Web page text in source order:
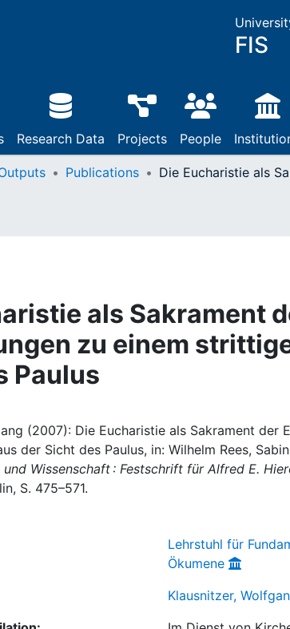
FIS
Research Data Projects People
Publications
als Sakrament
zu einem
Paulus
(2007): Die Eucharistie als Sakrament der
der Sicht des Paulus, in: Wilhelm Rees,
Wissenschaft : Festschrift für Alfred E.
S. 475–571.
Lehrstuhl für
Ökumene
Klausnitzer,